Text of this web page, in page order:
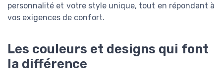
personnalité et votre style unique, tout en répondant à
vos exigences de confort.
Les couleurs et designs qui font
la différence